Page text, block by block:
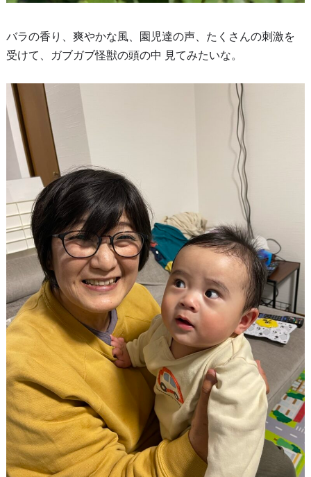
バラの香り、爽やかな風、園児達の声、たくさんの刺激を
受けて、ガブガブ怪獣の頭の中 見てみたいな。